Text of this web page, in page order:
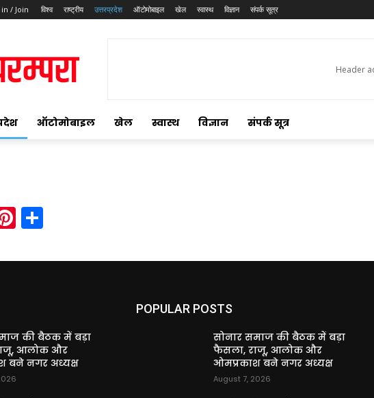
in / Join विश्व राष्ट्रीय उत्तरप्रदेश ऑटोमोबाइल खेल स्वास्थ विज्ञान संपर्क सूत्र
ऑटोमोबाइल खेल स्वास्थ विज्ञान संपर्क सूत्र
Pinterest
की बैठक में बड़ा
आलोक और
बने नगर अध्यक्ष
POPULAR POSTS
सोनार समाज की बैठक में बड़ा
फैसला, राजू, आलोक और
ओमप्रकाश बने नगर अध्यक्ष
August 7, 2026